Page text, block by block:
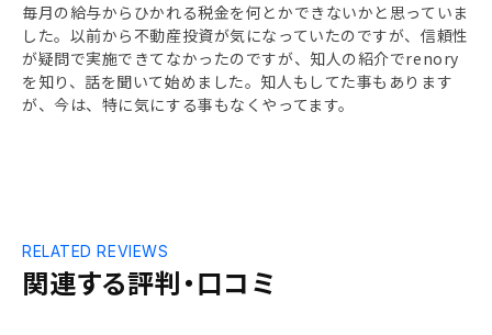
毎月の給与からひかれる税金を何とかできないかと思っていま
した。以前から不動産投資が気になっていたのですが、信頼性
が疑問で実施できてなかったのですが、知人の紹介でrenory
を知り、話を聞いて始めました。知人もしてた事もあります
が、今は、特に気にする事もなくやってます。
関連する評判・口コミ
RELATED REVIEWS